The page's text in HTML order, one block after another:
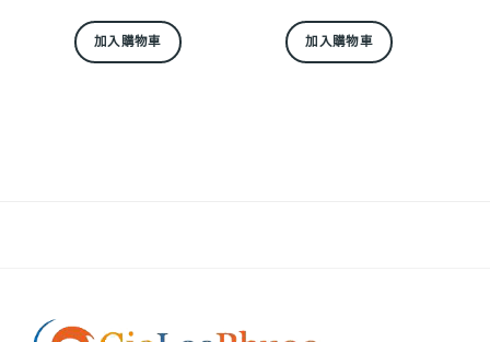
加入購物車 加入購物車